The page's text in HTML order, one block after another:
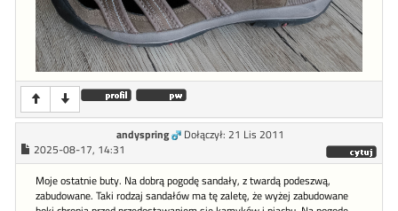
andyspring
Dołączył: 21 Lis 2011
2025-08-17, 14:31
Moje ostatnie buty. Na dobrą pogodę sandały, z twardą podeszwą,
zabudowane. Taki rodzaj sandałów ma tę zaletę, że wyżej zabudowane